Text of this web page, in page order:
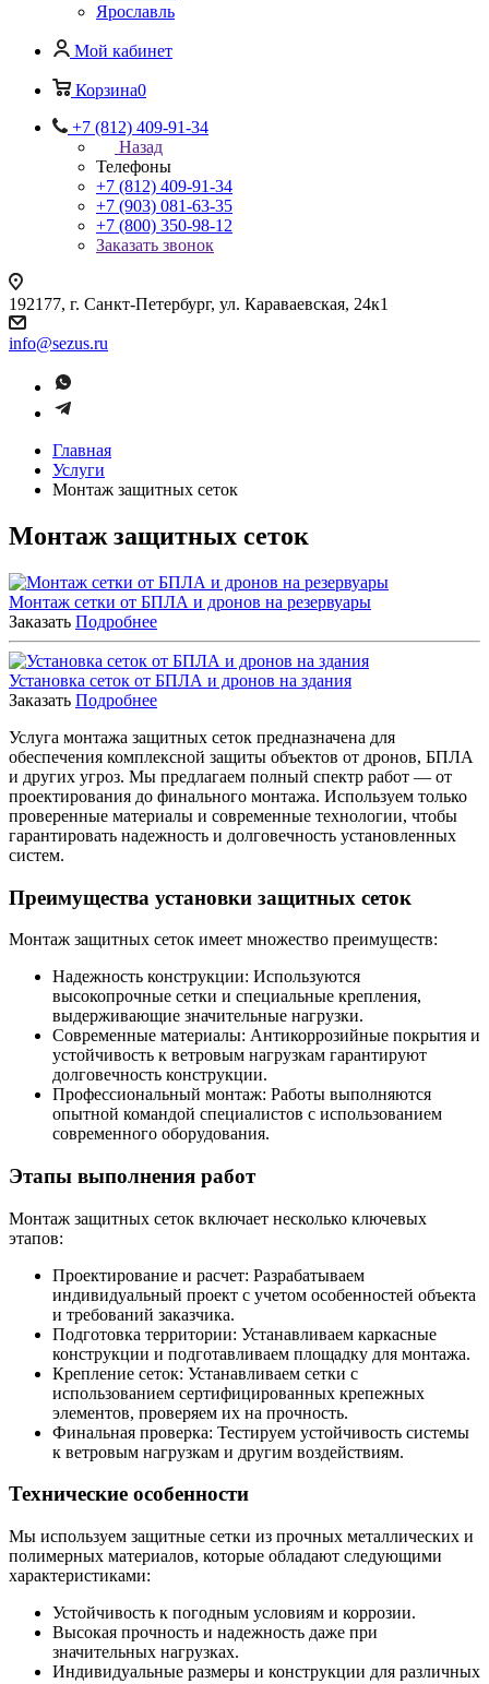
Ярославль
Мой кабинет
Корзина0
+7 (812) 409-91-34
Назад
Телефоны
+7 (812) 409-91-34
+7 (903) 081-63-35
+7 (800) 350-98-12
Заказать звонок
192177, г. Санкт-Петербург, ул. Караваевская, 24к1
info@sezus.ru
Главная
Услуги
Монтаж защитных сеток
Монтаж защитных сеток
Монтаж сетки от БПЛА и дронов на резервуары
Заказать Подробнее
Установка сеток от БПЛА и дронов на здания
Заказать Подробнее
Услуга монтажа защитных сеток предназначена для
обеспечения комплексной защиты объектов от дронов, БПЛА
и других угроз. Мы предлагаем полный спектр работ — от
проектирования до финального монтажа. Используем только
проверенные материалы и современные технологии, чтобы
гарантировать надежность и долговечность установленных
систем.
Преимущества установки защитных сеток
Монтаж защитных сеток имеет множество преимуществ:
Надежность конструкции: Используются
высокопрочные сетки и специальные крепления,
выдерживающие значительные нагрузки.
Современные материалы: Антикоррозийные покрытия и
устойчивость к ветровым нагрузкам гарантируют
долговечность конструкции.
Профессиональный монтаж: Работы выполняются
опытной командой специалистов с использованием
современного оборудования.
Этапы выполнения работ
Монтаж защитных сеток включает несколько ключевых
этапов:
Проектирование и расчет: Разрабатываем
индивидуальный проект с учетом особенностей объекта
и требований заказчика.
Подготовка территории: Устанавливаем каркасные
конструкции и подготавливаем площадку для монтажа.
Крепление сеток: Устанавливаем сетки с
использованием сертифицированных крепежных
элементов, проверяем их на прочность.
Финальная проверка: Тестируем устойчивость системы
к ветровым нагрузкам и другим воздействиям.
Технические особенности
Мы используем защитные сетки из прочных металлических и
полимерных материалов, которые обладают следующими
характеристиками:
Устойчивость к погодным условиям и коррозии.
Высокая прочность и надежность даже при
значительных нагрузках.
Индивидуальные размеры и конструкции для различных